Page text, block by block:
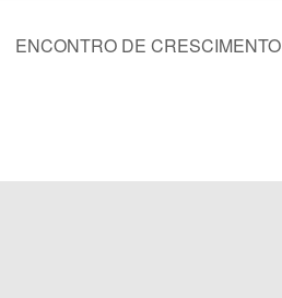
ENCONTRO DE CRESCIMENTO